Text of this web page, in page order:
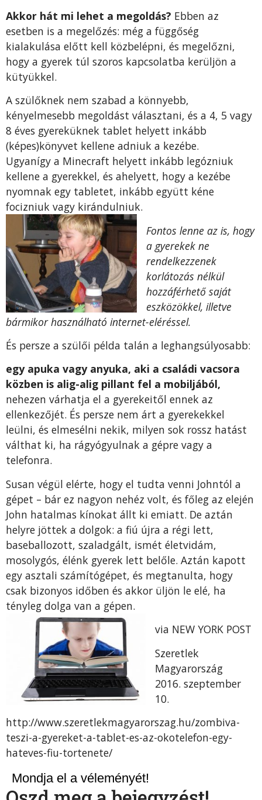
Akkor hát mi lehet a megoldás? Ebben az
esetben is a megelőzés: még a függőség
kialakulása előtt kell közbelépni, és megelőzni,
hogy a gyerek túl szoros kapcsolatba kerüljön a
kütyükkel.
A szülőknek nem szabad a könnyebb,
kényelmesebb megoldást választani, és a 4, 5 vagy
8 éves gyereküknek tablet helyett inkább
(képes)könyvet kellene adniuk a kezébe.
Ugyanígy a Minecraft helyett inkább legózniuk
kellene a gyerekkel, és ahelyett, hogy a kezébe
nyomnak egy tabletet, inkább együtt kéne
focizniuk vagy kirándulniuk.
Fontos lenne az is, hogy
a gyerekek ne
rendelkezzenek
korlátozás nélkül
hozzáférhető saját
eszközökkel, illetve
bármikor használható internet-eléréssel.
És persze a szülői példa talán a leghangsúlyosabb:
egy apuka vagy anyuka, aki a családi vacsora
közben is alig-alig pillant fel a mobiljából,
nehezen várhatja el a gyerekeitől ennek az
ellenkezőjét. És persze nem árt a gyerekekkel
leülni, és elmesélni nekik, milyen sok rossz hatást
válthat ki, ha rágyógyulnak a gépre vagy a
telefonra.
Susan végül elérte, hogy el tudta venni Johntól a
gépet – bár ez nagyon nehéz volt, és főleg az elején
John hatalmas kínokat állt ki emiatt. De aztán
helyre jöttek a dolgok: a fiú újra a régi lett,
baseballozott, szaladgált, ismét életvidám,
mosolygós, élénk gyerek lett belőle. Aztán kapott
egy asztali számítógépet, és megtanulta, hogy
csak bizonyos időben és akkor üljön le elé, ha
tényleg dolga van a gépen.
via NEW YORK POST
Szeretlek
Magyarország
2016. szeptember
10.
http://www.szeretlekmagyarorszag.hu/zombiva-
teszi-a-gyereket-a-tablet-es-az-okotelefon-egy-
hateves-fiu-tortenete/
Mondja el a véleményét!